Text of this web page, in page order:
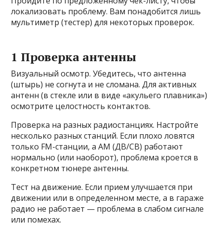
локализовать проблему. Вам понадобится лишь
мультиметр (тестер) для некоторых проверок.
1 Проверка антенны
Визуальный осмотр. Убедитесь, что антенна
(штырь) не согнута и не сломана. Для активных
антенн (в стекле или в виде «акульего плавника»)
осмотрите целостность контактов.
Проверка на разных радиостанциях. Настройте
несколько разных станций. Если плохо ловятся
только FM-станции, а AM (ДВ/СВ) работают
нормально (или наоборот), проблема кроется в
конкретном тюнере антенны.
Тест на движение. Если прием улучшается при
движении или в определенном месте, а в гараже
радио не работает — проблема в слабом сигнале
или помехах.